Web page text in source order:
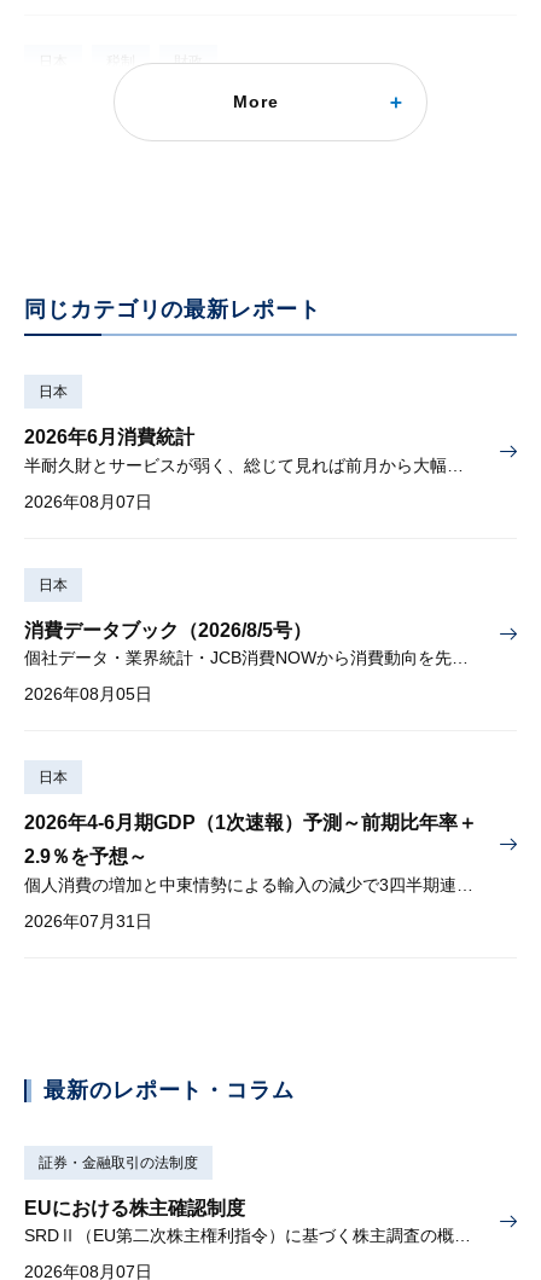
財政
法人税減税と日本経済
財政への影響を含めたマクロ・シミュレーション
More
同じカテゴリの最新レポート
日本
2026年6月消費統計
2026年08月07日
日本
消費データブック（2026/8/5号）
個社データ・業界統計・JCB消費NOWから消費動向を先取り
2026年08月05日
日本
2026年4-6月期GDP（1次速報）予測～前期比年率＋
2.9％を予想～
2026年07月31日
最新のレポート・コラム
証券・金融取引の法制度
EUにおける株主確認制度
SRDⅡ（EU第二次株主権利指令）に基づく株主調査の概要と課題
2026年08月07日